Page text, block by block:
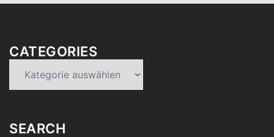
CATEGORIES
SEARCH